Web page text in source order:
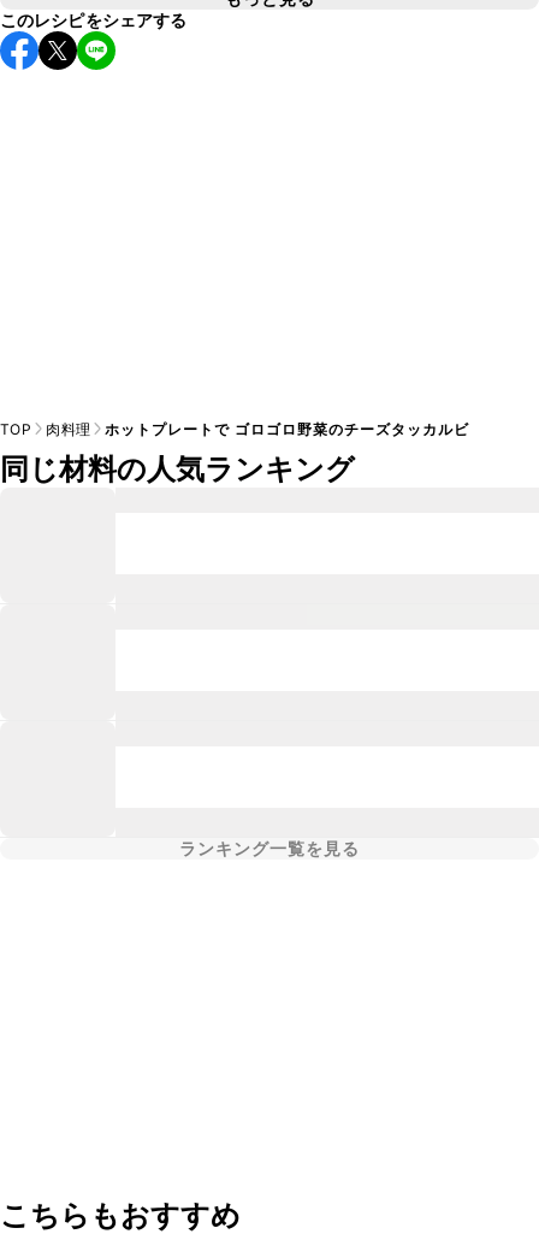
A 能性があるため、 こちら
コチュジャンは甘辛い風味が特徴の食材なため、お子様や辛
い味付けが苦手な方は風味や刺激を強く感じる可能性がござ
います。使用する食材や味付けにつきましては普段のお子様
このレシピをシェアする
TOP 肉料理 ホットプレートで ゴロゴロ野菜のチーズタッカルビ
同じ材料の人気ランキング
ランキング一覧を見る
こちらもおすすめ